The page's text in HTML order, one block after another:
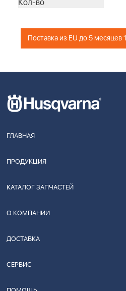
Поставка из EU до 5 месяцев
ГЛАВНАЯ
ПРОДУКЦИЯ
КАТАЛОГ ЗАПЧАСТЕЙ
О КОМПАНИИ
ДОСТАВКА
СЕРВИС